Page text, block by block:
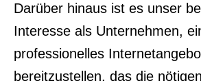
Darüber hinaus ist es unser
Interesse als Unternehmen,
professionelles
bereitzustellen, das die nötigen